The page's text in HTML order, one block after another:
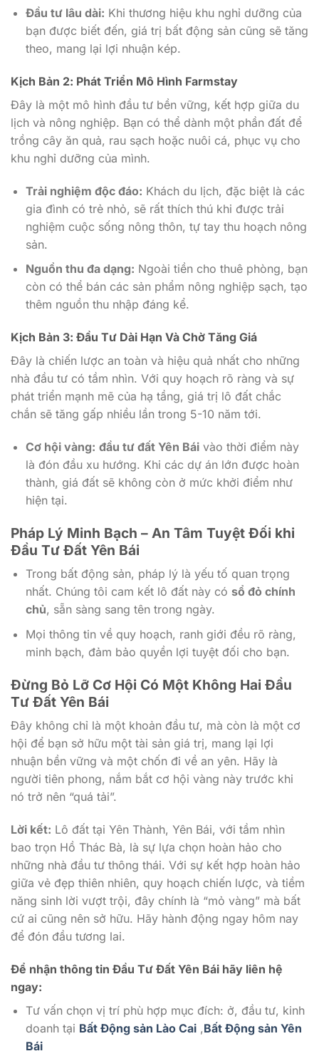
Đầu tư lâu dài: Khi thương hiệu khu nghỉ dưỡng của
bạn được biết đến, giá trị bất động sản cũng sẽ tăng
theo, mang lại lợi nhuận kép.
Kịch Bản 2: Phát Triển Mô Hình Farmstay
Đây là một mô hình đầu tư bền vững, kết hợp giữa du
lịch và nông nghiệp. Bạn có thể dành một phần đất để
trồng cây ăn quả, rau sạch hoặc nuôi cá, phục vụ cho
khu nghỉ dưỡng của mình.
Trải nghiệm độc đáo: Khách du lịch, đặc biệt là các
gia đình có trẻ nhỏ, sẽ rất thích thú khi được trải
nghiệm cuộc sống nông thôn, tự tay thu hoạch nông
sản.
Nguồn thu đa dạng: Ngoài tiền cho thuê phòng, bạn
còn có thể bán các sản phẩm nông nghiệp sạch, tạo
thêm nguồn thu nhập đáng kể.
Kịch Bản 3: Đầu Tư Dài Hạn Và Chờ Tăng Giá
Đây là chiến lược an toàn và hiệu quả nhất cho những
nhà đầu tư có tầm nhìn. Với quy hoạch rõ ràng và sự
phát triển mạnh mẽ của hạ tầng, giá trị lô đất chắc
chắn sẽ tăng gấp nhiều lần trong 5-10 năm tới.
Cơ hội vàng: đầu tư đất Yên Báivào thời điểm này
là đón đầu xu hướng. Khi các dự án lớn được hoàn
thành, giá đất sẽ không còn ở mức khởi điểm như
hiện tại.
Pháp Lý Minh Bạch – An Tâm Tuyệt Đối khi
Đầu Tư Đất Yên Bái
Trong bất động sản, pháp lý là yếu tố quan trọng
nhất. Chúng tôi cam kết lô đất này có sổ đỏ chính
chủ, sẵn sàng sang tên trong ngày.
Mọi thông tin về quy hoạch, ranh giới đều rõ ràng,
minh bạch, đảm bảo quyền lợi tuyệt đối cho bạn.
Đừng Bỏ Lỡ Cơ Hội Có Một Không Hai Đầu
Tư Đất Yên Bái
Đây không chỉ là một khoản đầu tư, mà còn là một cơ
hội để bạn sở hữu một tài sản giá trị, mang lại lợi
nhuận bền vững và một chốn đi về an yên. Hãy là
người tiên phong, nắm bắt cơ hội vàng này trước khi
nó trở nên “quá tải”.
Lời kết: Lô đất tại Yên Thành, Yên Bái, với tầm nhìn
bao trọn Hồ Thác Bà, là sự lựa chọn hoàn hảo cho
những nhà đầu tư thông thái. Với sự kết hợp hoàn hảo
giữa vẻ đẹp thiên nhiên, quy hoạch chiến lược, và tiềm
năng sinh lời vượt trội, đây chính là “mỏ vàng” mà bất
cứ ai cũng nên sở hữu. Hãy hành động ngay hôm nay
để đón đầu tương lai.
Để nhận thông tin Đầu Tư Đất Yên Bái hãy liên hệ
ngay:
Tư vấn chọn vị trí phù hợp mục đích: ở, đầu tư, kinh
doanh tại Bất Động sản Lào Cai,Bất Động sản Yên
Bái